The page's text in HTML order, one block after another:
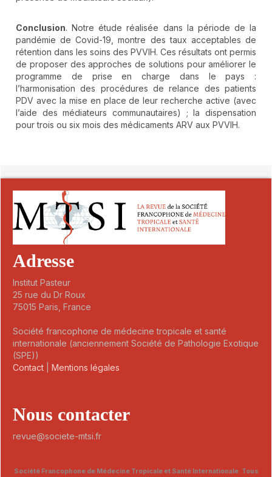
Conclusion. Notre étude réalisée dans la période de la
pandémie de Covid-19, montre des taux acceptables de
rétention dans les soins des PVVIH. Ces résultats ont permis
de proposer des approches de solutions pour améliorer le
programme de prise en charge dans le pays :
l’harmonisation des procédures de relance des patients
PDV avec la mise en place de leur recherche active (avec
l’aide des médiateurs communautaires) ; la dispensation
pour trois ou six mois des médicaments ARV aux PVVIH.
Adresse
Institut Pasteur
25 rue du Dr Roux
75015 Paris, France
Société francophone de médecine tropicale et santé
internationale (anciennement Société de Pathologie Exotique
(SPE))
Contact
Mentions légales
Nous contacter
revue@societe-mtsi.fr
Société Francophone de Médecine Tropicale et Santé Internationale. Tous